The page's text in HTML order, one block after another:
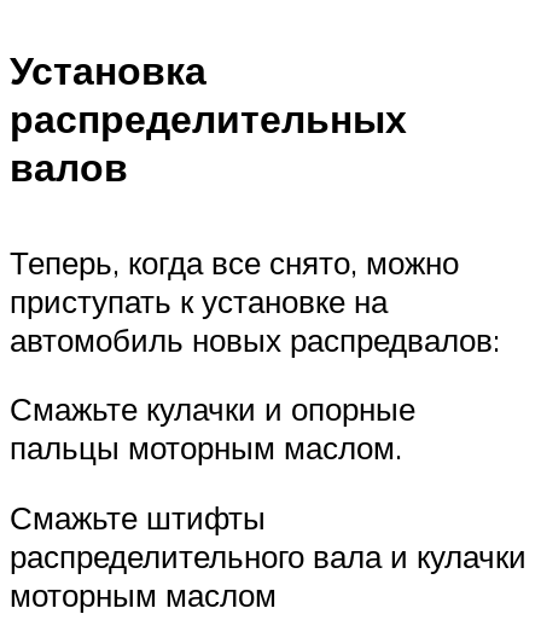
Установка
распределительных
валов
Теперь, когда все снято, можно
приступать к установке на
автомобиль новых распредвалов:
Смажьте кулачки и опорные
пальцы моторным маслом.
Смажьте штифты
распределительного вала и кулачки
моторным маслом